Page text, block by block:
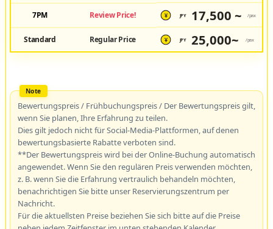
7PM Review Price! ¥ JPY 17,500 ~ /pax
Standard Regular Price ¥ JPY 25,000~ /pax
Bewertungspreis / Frühbuchungspreis / Der Bewertungspreis gilt,
wenn Sie planen, Ihre Erfahrung zu teilen.
Dies gilt jedoch nicht für Social-Media-Plattformen, auf denen
bewertungsbasierte Rabatte verboten sind.
**Der Bewertungspreis wird bei der Online-Buchung automatisch
angewendet. Wenn Sie den regulären Preis verwenden möchten,
z. B. wenn Sie die Erfahrung vertraulich behandeln möchten,
benachrichtigen Sie bitte unser Reservierungszentrum per
Nachricht.
Für die aktuellsten Preise beziehen Sie sich bitte auf die Preise